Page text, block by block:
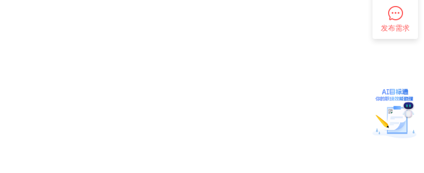
发布需求